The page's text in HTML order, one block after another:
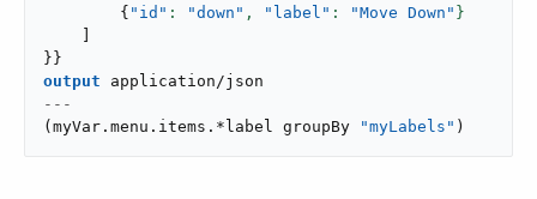
{ "id" : "down" , "label" : "Move Down" }
} }
output
application/json
---
( myVar . menu . items . *label groupBy "myLabels" )